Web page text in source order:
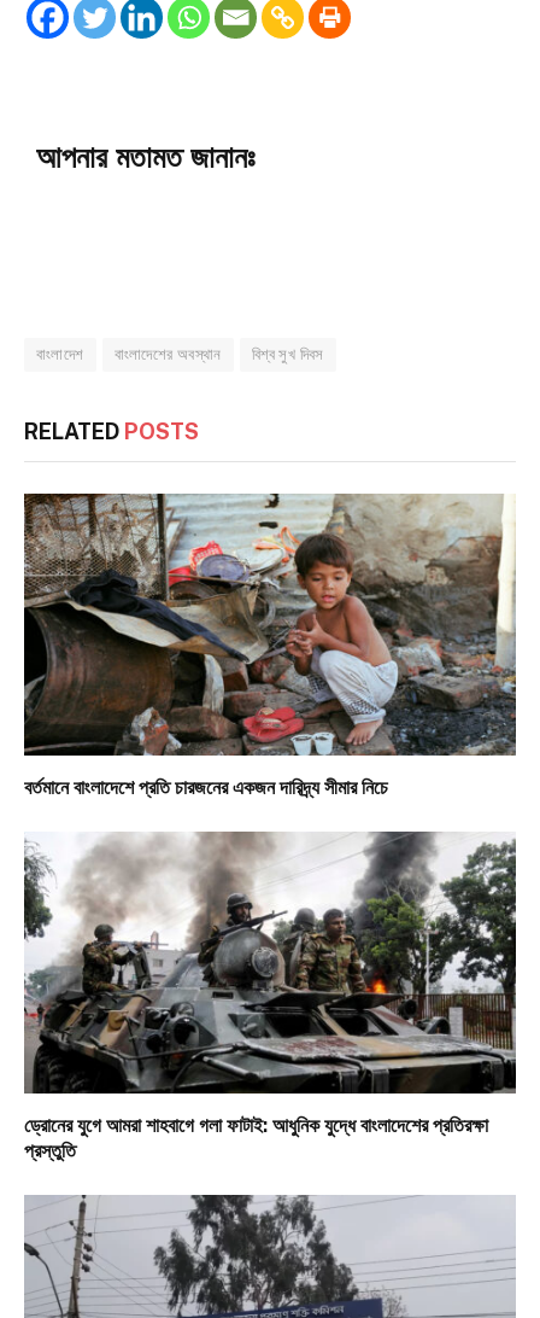
আপনার মতামত জানানঃ
বাংলাদেশ বাংলাদেশের অবস্থান বিশ্ব সুখ দিবস
RELATED POSTS
বর্তমানে বাংলাদেশে প্রতি চারজনের একজন দারিদ্র্য সীমার নিচে
ড্রোনের যুগে আমরা শাহবাগে গলা ফাটাই: আধুনিক যুদ্ধে বাংলাদেশের প্রতিরক্ষা
প্রস্তুতি